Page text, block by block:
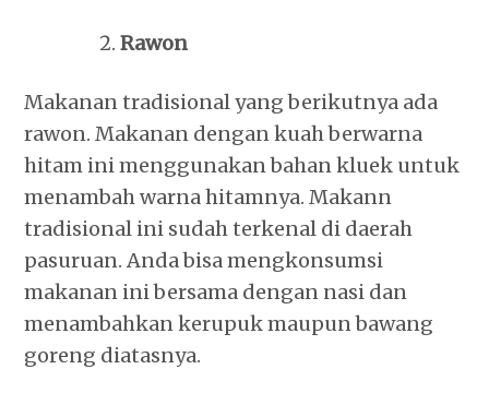
Rawon
Makanan tradisional yang berikutnya ada
rawon. Makanan dengan kuah berwarna
hitam ini menggunakan bahan kluek untuk
menambah warna hitamnya. Makann
tradisional ini sudah terkenal di daerah
pasuruan. Anda bisa mengkonsumsi
makanan ini bersama dengan nasi dan
menambahkan kerupuk maupun bawang
goreng diatasnya.